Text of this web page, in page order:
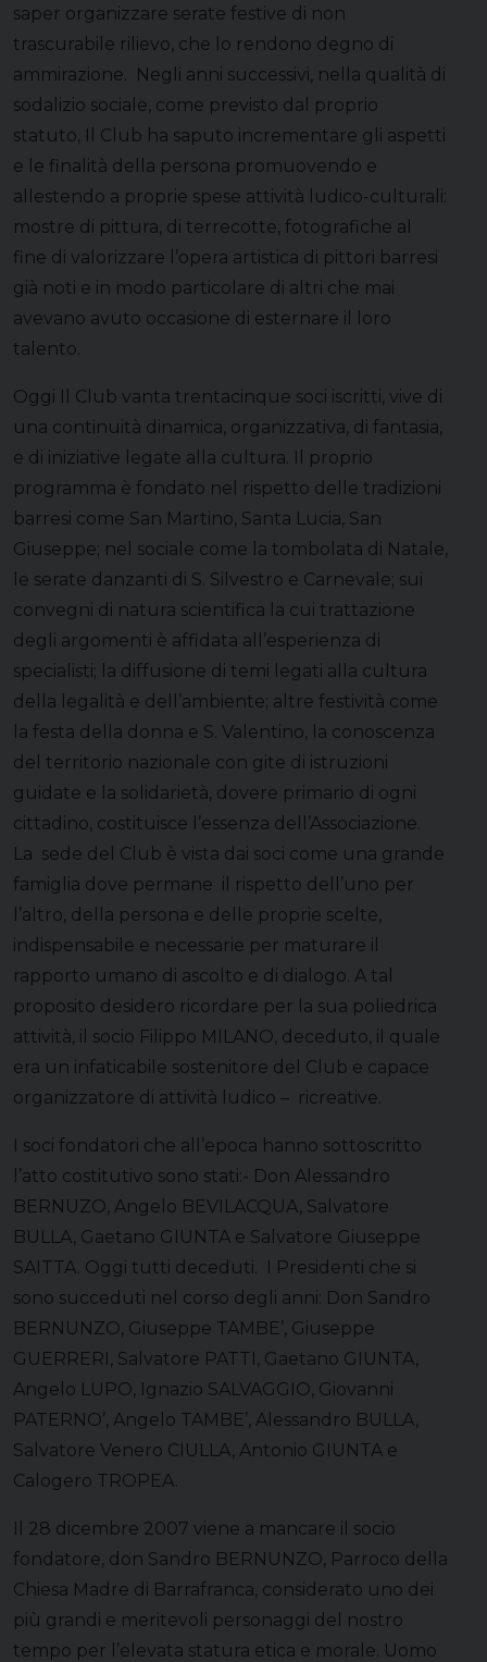
saper organizzare serate festive di non
trascurabile rilievo, che lo rendono degno di
ammirazione. Negli anni successivi, nella qualità di
sodalizio sociale, come previsto dal proprio
statuto, Il Club ha saputo incrementare gli aspetti
e le finalità della persona promuovendo e
allestendo a proprie spese attività ludico-culturali:
mostre di pittura, di terrecotte, fotografiche al
fine di valorizzare l’opera artistica di pittori barresi
già noti e in modo particolare di altri che mai
avevano avuto occasione di esternare il loro
talento.
Oggi Il Club vanta trentacinque soci iscritti, vive di
una continuità dinamica, organizzativa, di fantasia,
e di iniziative legate alla cultura. Il proprio
programma è fondato nel rispetto delle tradizioni
barresi come San Martino, Santa Lucia, San
Giuseppe; nel sociale come la tombolata di Natale,
le serate danzanti di S. Silvestro e Carnevale; sui
convegni di natura scientifica la cui trattazione
degli argomenti è affidata all’esperienza di
specialisti; la diffusione di temi legati alla cultura
della legalità e dell’ambiente; altre festività come
la festa della donna e S. Valentino, la conoscenza
del territorio nazionale con gite di istruzioni
guidate e la solidarietà, dovere primario di ogni
cittadino, costituisce l’essenza dell’Associazione.
La sede del Club è vista dai soci come una grande
famiglia dove permane il rispetto dell’uno per
l’altro, della persona e delle proprie scelte,
indispensabile e necessarie per maturare il
rapporto umano di ascolto e di dialogo. A tal
proposito desidero ricordare per la sua poliedrica
attività, il socio Filippo MILANO, deceduto, il quale
era un infaticabile sostenitore del Club e capace
organizzatore di attività ludico – ricreative.
I soci fondatori che all’epoca hanno sottoscritto
l’atto costitutivo sono stati:- Don Alessandro
BERNUZO, Angelo BEVILACQUA, Salvatore
BULLA, Gaetano GIUNTA e Salvatore Giuseppe
SAITTA. Oggi tutti deceduti. I Presidenti che si
sono succeduti nel corso degli anni: Don Sandro
BERNUNZO, Giuseppe TAMBE’, Giuseppe
GUERRERI, Salvatore PATTI, Gaetano GIUNTA,
Angelo LUPO, Ignazio SALVAGGIO, Giovanni
PATERNO’, Angelo TAMBE’, Alessandro BULLA,
Salvatore Venero CIULLA, Antonio GIUNTA e
Calogero TROPEA.
Il 28 dicembre 2007 viene a mancare il socio
fondatore, don Sandro BERNUNZO, Parroco della
Chiesa Madre di Barrafranca, considerato uno dei
più grandi e meritevoli personaggi del nostro
tempo per l’elevata statura etica e morale. Uomo